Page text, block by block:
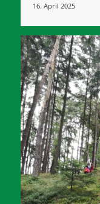
16. April 2025